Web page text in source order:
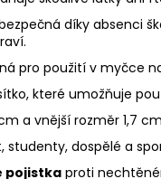
díky absenci
pro použití v myčce
které umožňuje
a vnější rozměr 1,7
studenty, dospělé a
pojistka proti